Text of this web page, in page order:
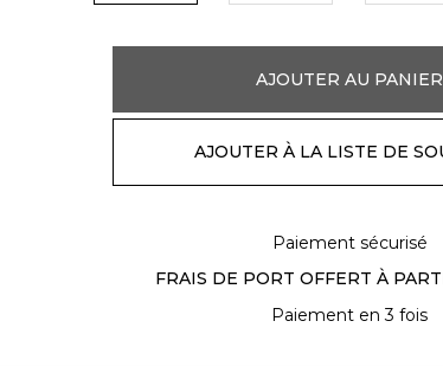
AJOUTER AU PANIER
AJOUTER À LA LISTE DE
Paiement sécurisé
FRAIS DE PORT OFFERT À
Paiement en 3 fois